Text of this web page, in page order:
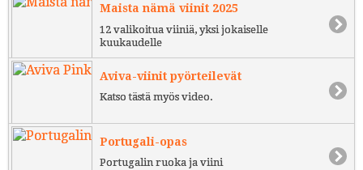
Maista nämä viinit 2025
12 valikoitua viiniä, yksi jokaiselle
kuukaudelle
Aviva-viinit pyörteilevät
Katso tästä myös video.
Portugali-opas
Portugalin ruoka ja viini